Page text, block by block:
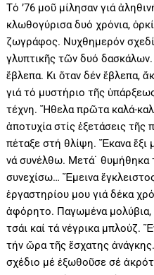
Τό ’76 μοῦ μίλησαν γιά
κλωθογύρισα δυό χρόνια,
ζωγράφος. Νυχθημερόν
γλυπτικῆς τῶν δυό δασκάλων.
ἔβλεπα. Κι ὅταν δέν ἔβλεπα,
γιά τό μυστήριο τῆς
τέχνη. Ἤθελα πρῶτα καλά-
ἀποτυχία στίς ἐξετάσεις
πέταξε στή θλίψη. Ἔκανα ἕξι
νά συνέλθω. Μετά˙ θυμήθηκα
συνεχίσω… Ἔμεινα
ἐργαστηρίου μου γιά δέκα
ἀφόρητο. Παγωμένα μολύβια,
τσάι καί τά νέγρικα μπλούζ.
τήν ὥρα τῆς ἔσχατης
σχέδιο μέ ἐξωθοῦσε σέ